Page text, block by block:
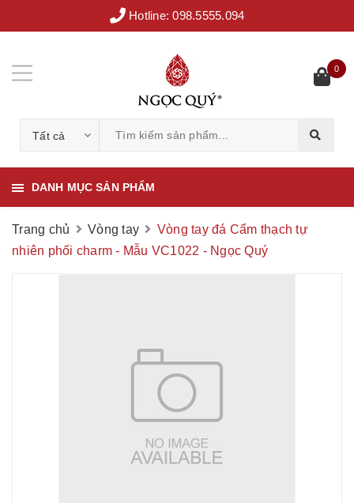
Hotline:098.5555.094
Tất cả
0
DANH MỤC SẢN PHẨM
Trang chủ Vòng tay
Vòng tay đá Cẩm thạch tự
nhiên phối charm - Mẫu VC1022 - Ngọc Quý